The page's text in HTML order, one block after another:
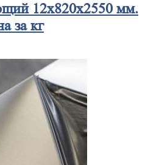
12x820x2550 мм.
за кг